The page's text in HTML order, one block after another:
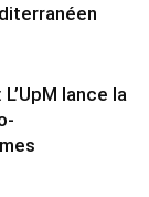
lance la